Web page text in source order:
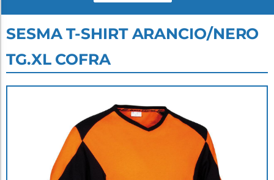
SESMA T-SHIRT ARANCIO/NERO
TG.XL COFRA